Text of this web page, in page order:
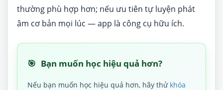
thường phù hợp hơn; nếu ưu tiên tự luyện phát
âm cơ bản mọi lúc — app là công cụ hữu ích.
🎯 Bạn muốn học hiệu quả hơn?
Nếu bạn muốn học hiệu quả hơn, hãy thử khóa